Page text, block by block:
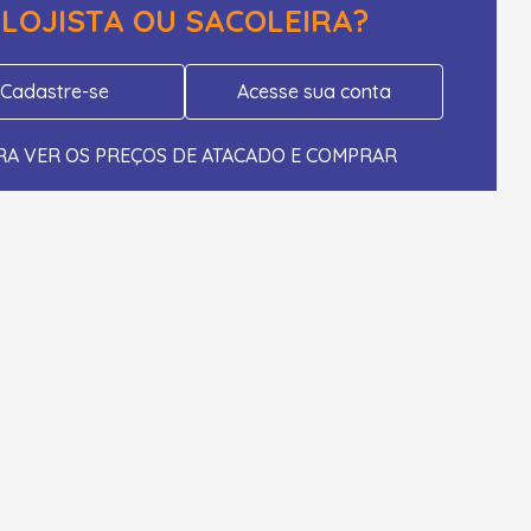
LOJISTA OU SACOLEIRA?
Cadastre-se Acesse sua conta
VER OS PREÇOS DE ATACADO E COMPRAR